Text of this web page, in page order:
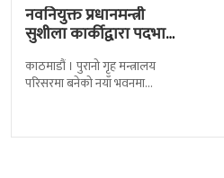
नवनियुक्त प्रधानमन्त्री
सुशीला कार्कीद्वारा पदभार
काठमाडौं । पुरानो गृह मन्त्रालय
परिसरमा बनेको नयाँ भवनमा
नवनियुक्त